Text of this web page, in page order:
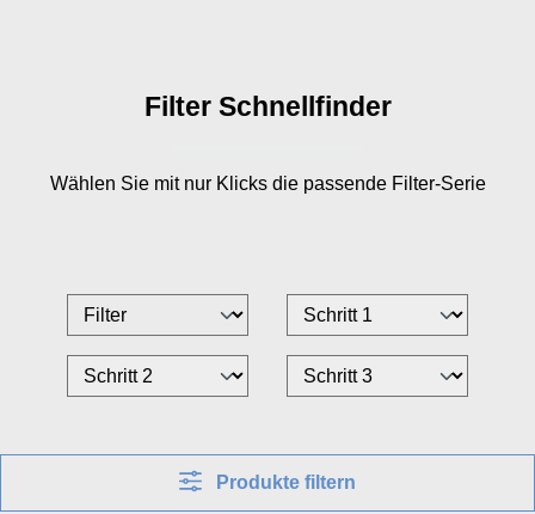
Filter Schnellfinder
Wählen Sie mit nur Klicks die passende Filter-Serie
Produkte filtern